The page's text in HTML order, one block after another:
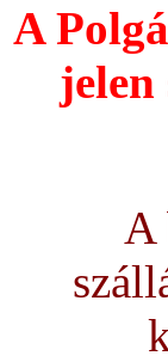
A
jelen
A